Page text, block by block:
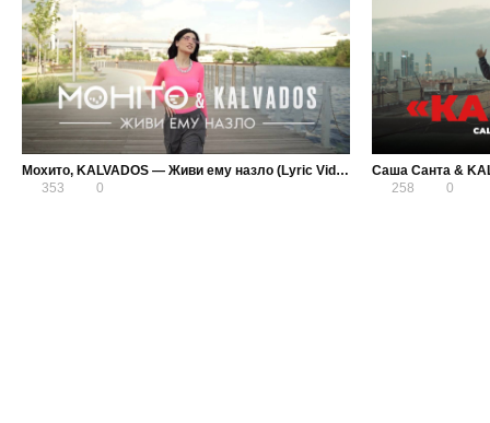
Мохито, KALVADOS — Живи ему назло (Lyric Video)
353
0
Саша Санта &
258
0